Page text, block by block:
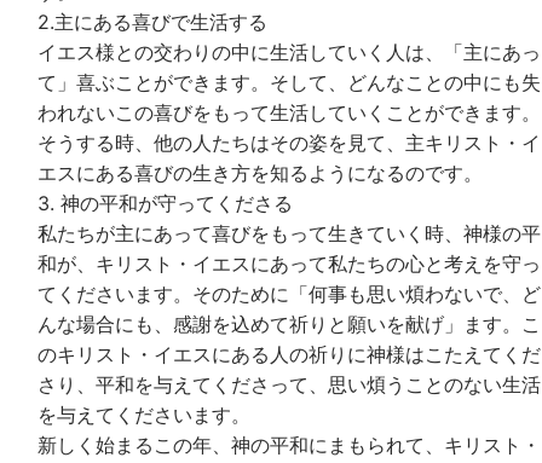
2.主にある喜びで生活する
イエス様との交わりの中に生活していく人は、「主にあっ
て」喜ぶことができます。そして、どんなことの中にも失
われないこの喜びをもって生活していくことができます。
そうする時、他の人たちはその姿を見て、主キリスト・イ
エスにある喜びの生き方を知るようになるのです。
3. 神の平和が守ってくださる
私たちが主にあって喜びをもって生きていく時、神様の平
和が、キリスト・イエスにあって私たちの心と考えを守っ
てくださいます。そのために「何事も思い煩わないで、ど
んな場合にも、感謝を込めて祈りと願いを献げ」ます。こ
のキリスト・イエスにある人の祈りに神様はこたえてくだ
さり、平和を与えてくださって、思い煩うことのない生活
を与えてくださいます。
新しく始まるこの年、神の平和にまもられて、キリスト・